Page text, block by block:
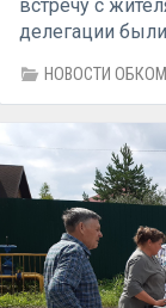
встречу с
делегации
НОВОСТИ